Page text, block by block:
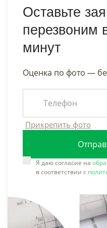
Оставьте
перезвоним
минут
Оценка по фото —
Прикрепить фото
Я даю согласие на
в соответствии с